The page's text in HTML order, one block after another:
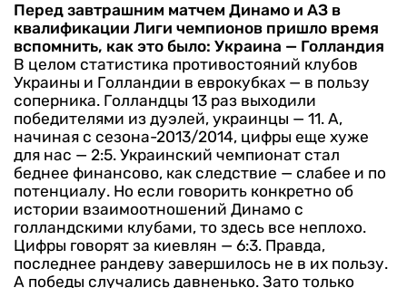
Перед завтрашним матчем Динамо и АЗ в
квалификации Лиги чемпионов пришло время
вспомнить, как это было: Украина — Голландия
В целом статистика противостояний клубов
Украины и Голландии в еврокубках — в пользу
соперника. Голландцы 13 раз выходили
победителями из дуэлей, украинцы — 11. А,
начиная с сезона-2013/2014, цифры еще хуже
для нас — 2:5. Украинский чемпионат стал
беднее финансово, как следствие — слабее и по
потенциалу. Но если говорить конкретно об
истории взаимоотношений Динамо с
голландскими клубами, то здесь все неплохо.
Цифры говорят за киевлян — 6:3. Правда,
последнее рандеву завершилось не в их пользу.
А победы случались давненько. Зато только